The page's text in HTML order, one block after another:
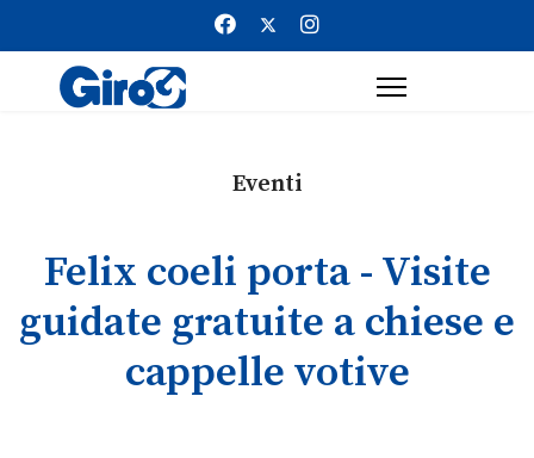
Eventi
Felix coeli porta - Visite
guidate gratuite a chiese e
cappelle votive